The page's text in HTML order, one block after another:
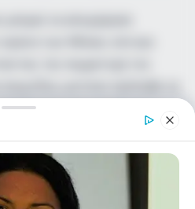
πόντους που σημείωσε, ο